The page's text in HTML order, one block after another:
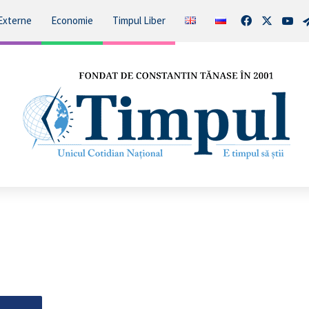
Economie Timpul Liber Facebook